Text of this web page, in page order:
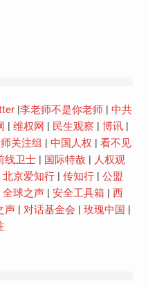
| 李老师不是你老师| 中共
维权网 民生观察 博讯|
关注组 中国人权
看不见
线卫士| 国际特赦
人权观
北京爱知行| 传知行| 公盟
全球之声| 安全工具箱
西
声| 对话基金会 玫瑰中国